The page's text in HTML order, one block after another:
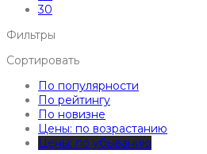
30
Фильтры
Сортировать
По популярности
По рейтингу
По новизне
Цены: по возрастанию
Цены: по убыванию